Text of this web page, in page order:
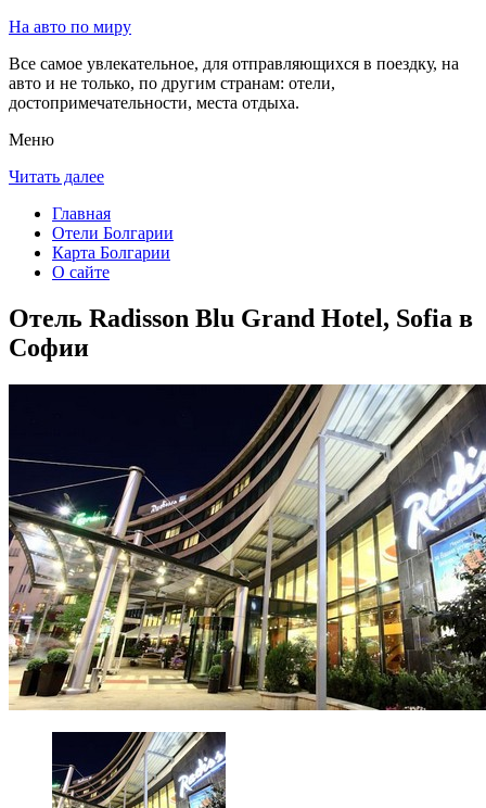
На авто по миру
Все самое увлекательное, для отправляющихся в поездку, на
авто и не только, по другим странам: отели,
достопримечательности, места отдыха.
Меню
Читать далее
Главная
Отели Болгарии
Карта Болгарии
О сайте
Отель Radisson Blu Grand Hotel, Sofia в
Софии